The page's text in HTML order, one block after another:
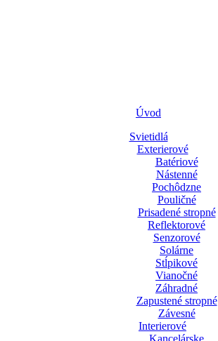
Úvod
Svietidlá
Exterierové
Batériové
Nástenné
Pochôdzne
Pouličné
Prisadené stropné
Reflektorové
Senzorové
Solárne
Stĺpikové
Vianočné
Záhradné
Zapustené stropné
Závesné
Interierové
Kancelárske